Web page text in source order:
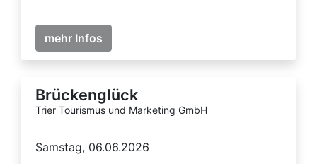
mehr Infos
Brückenglück
Trier Tourismus und Marketing GmbH
Samstag, 06.06.2026